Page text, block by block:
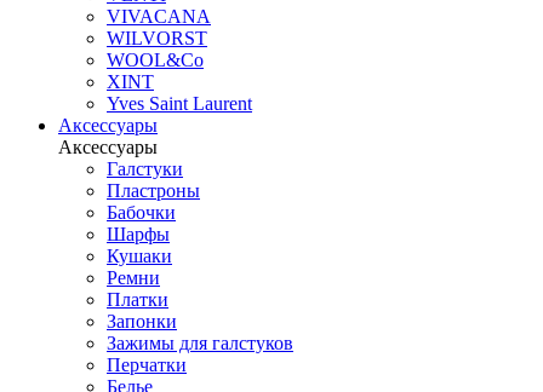
VIVACANA
WILVORST
WOOL&Co
XINT
Yves Saint Laurent
Аксессуары
Аксессуары
Галстуки
Пластроны
Бабочки
Шарфы
Кушаки
Ремни
Платки
Запонки
Зажимы для галстуков
Перчатки
Белье